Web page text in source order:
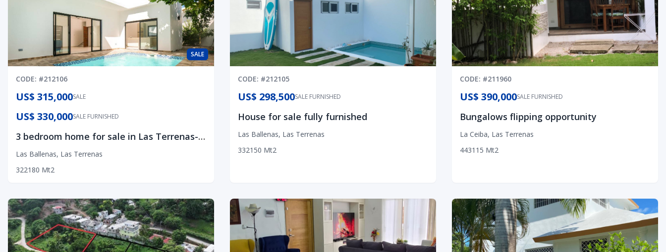
SALE
CODE: #212106
SALE
US$ 315,000
SALE FURNISHED
US$ 330,000
3 bedroom home for sale in Las Terrenas- Las Ballenas Beach
Las Ballenas, Las Terrenas
322180 Mt2
CODE: #212105
SALE FURNISHED
US$ 298,500
House for sale fully furnished
Las Ballenas, Las Terrenas
332150 Mt2
CODE: #211960
SALE FURNISHED
US$ 390,000
Bungalows flipping opportunity
La Ceiba, Las Terrenas
443115 Mt2